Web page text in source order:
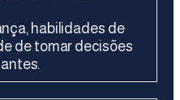
habilidades de
de tomar decisões